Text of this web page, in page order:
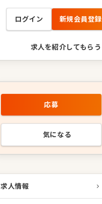
ログイン 新規会員登録
求人を紹介してもらう
応募
気になる
求人情報